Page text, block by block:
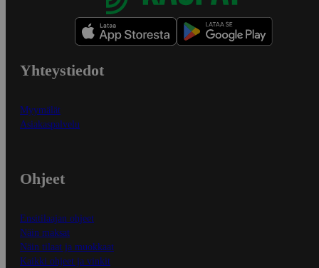
Yhteystiedot
Myymälät
Asiakaspalvelu
Ohjeet
Ensitilaajan ohjeet
Näin maksat
Näin tilaat ja muokkaat
Kaikki ohjeet ja vinkit